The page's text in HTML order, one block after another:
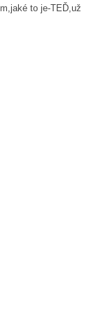
to je-TEĎ,už